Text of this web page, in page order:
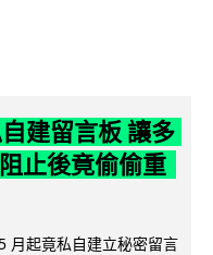
建留言板 讓多
止後竟偷偷重
月起竟私自建立秘密留言